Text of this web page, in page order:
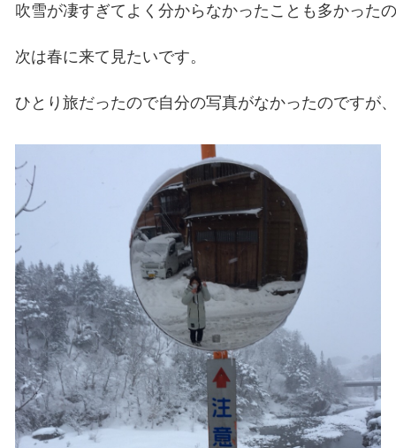
吹雪が凄すぎてよく分からなかったことも多かった
次は春に来て見たいです。